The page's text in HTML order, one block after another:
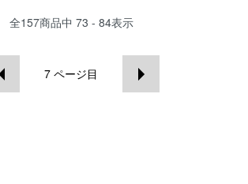
全157商品中 73 - 84表示
7 ページ目